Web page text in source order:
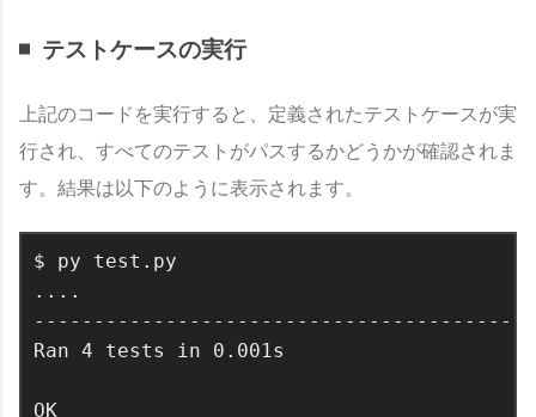
テストケースの実行
上記のコードを実行すると、定義されたテストケースが実
行され、すべてのテストがパスするかどうかが確認されま
す。結果は以下のように表示されます。
$ py test.py
....
Ran 4 tests in 0.001s